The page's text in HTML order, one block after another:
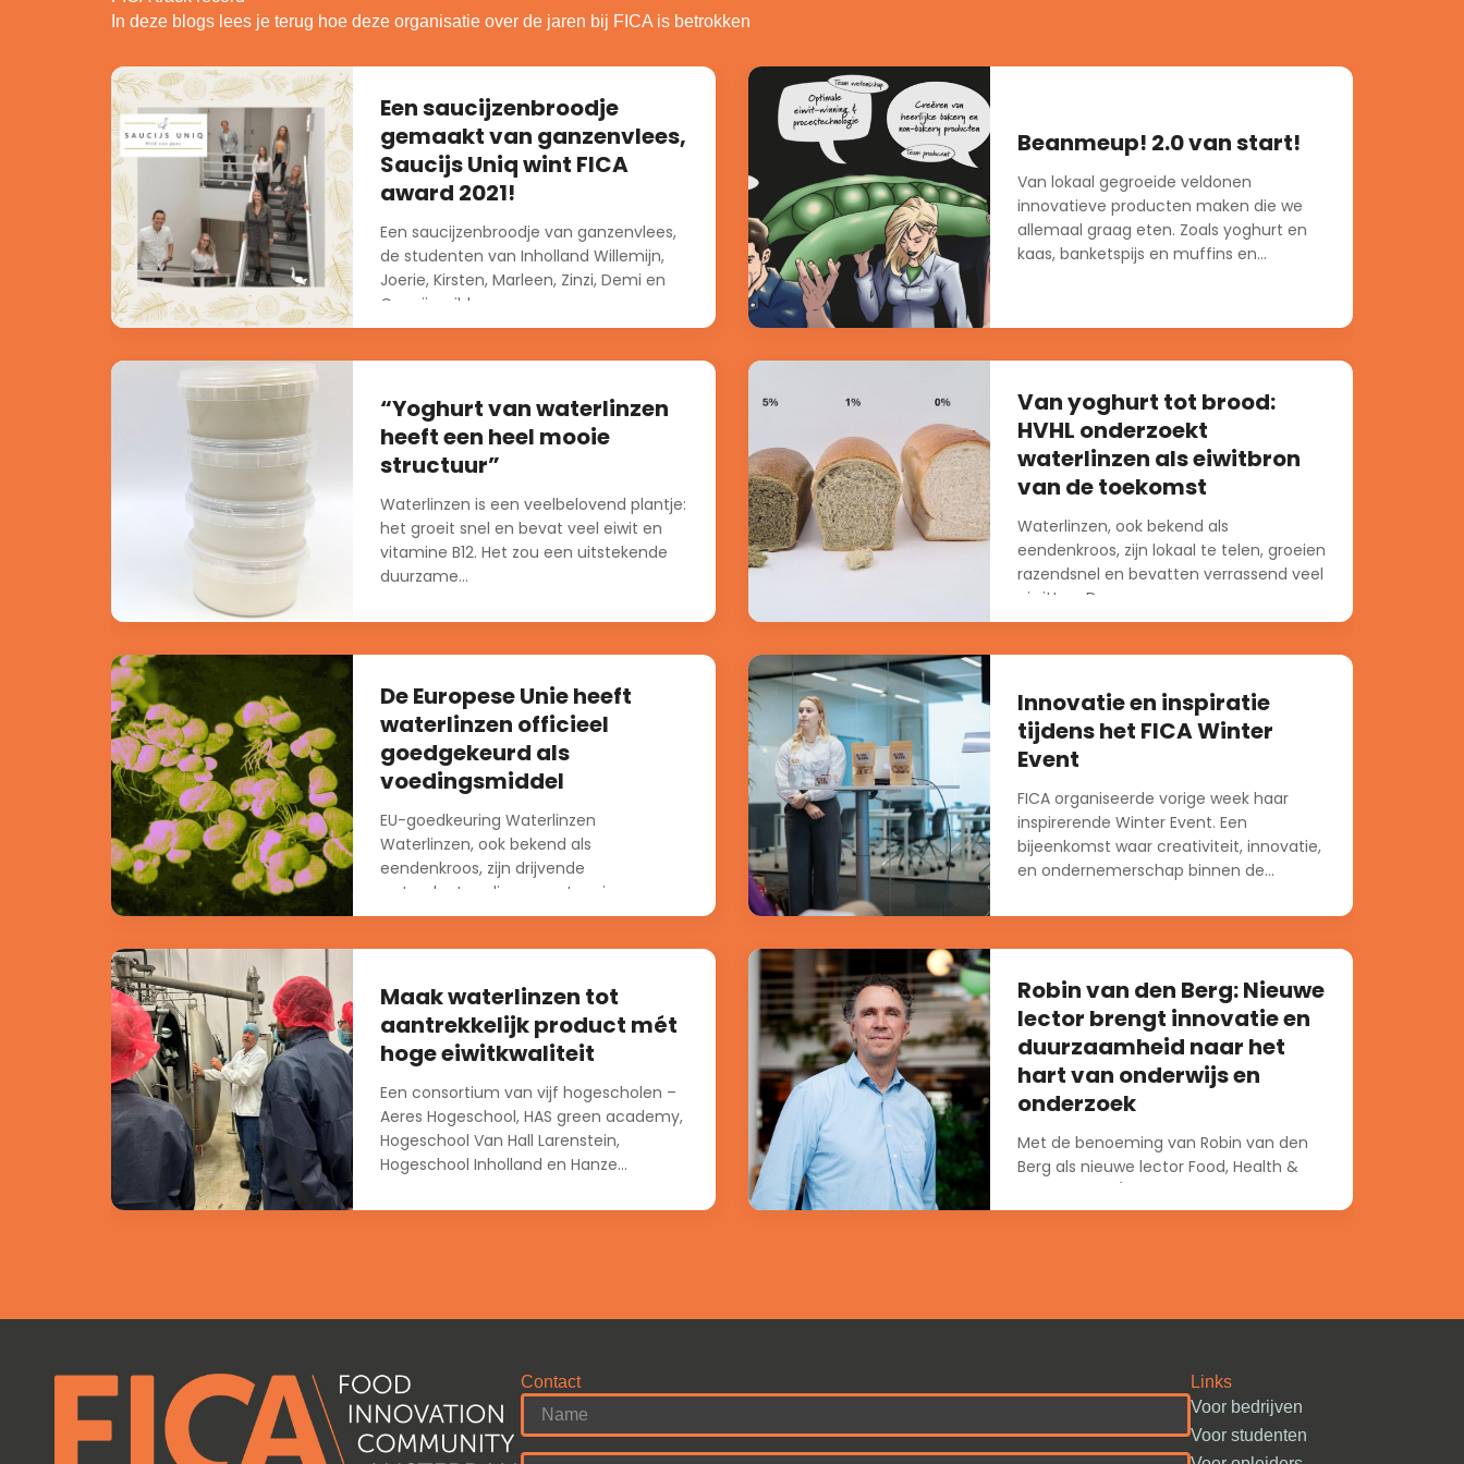
In deze blogs lees je terug hoe deze organisatie over de jaren bij FICA is betrokken
Een saucijzenbroodje
gemaakt van ganzenvlees,
Saucijs Uniq wint FICA
award 2021!
Een saucijzenbroodje van ganzenvlees,
de studenten van Inholland Willemijn,
Joerie, Kirsten, Marleen, Zinzi, Demi en
Cas zijn wild van gans...
Beanmeup! 2.0 van start!
Van lokaal gegroeide veldonen
innovatieve producten maken die we
allemaal graag eten. Zoals yoghurt en
kaas, banketspijs en muffins en...
“Yoghurt van waterlinzen
heeft een heel mooie
structuur”
Waterlinzen is een veelbelovend plantje:
het groeit snel en bevat veel eiwit en
vitamine B12. Het zou een uitstekende
duurzame...
Van yoghurt tot brood:
HVHL onderzoekt
waterlinzen als eiwitbron
van de toekomst
Waterlinzen, ook bekend als
eendenkroos, zijn lokaal te telen, groeien
razendsnel en bevatten verrassend veel
eiwitten. Daarmee vormen ze een...
De Europese Unie heeft
waterlinzen officieel
goedgekeurd als
voedingsmiddel
EU-goedkeuring Waterlinzen
Waterlinzen, ook bekend als
eendenkroos, zijn drijvende
waterplanten die van nature in
stilstaand water groeien. Ze bevatten
Innovatie en inspiratie
tijdens het FICA Winter
Event
FICA organiseerde vorige week haar
inspirerende Winter Event. Een
bijeenkomst waar creativiteit, innovatie,
en ondernemerschap binnen de
Maak waterlinzen tot
aantrekkelijk product mét
hoge eiwitkwaliteit
Een consortium van vijf hogescholen –
Aeres Hogeschool, HAS green academy,
Hogeschool Van Hall Larenstein,
Hogeschool Inholland en Hanze
Robin van den Berg: Nieuwe
lector brengt innovatie en
duurzaamheid naar het
hart van onderwijs en
onderzoek
Met de benoeming van Robin van den
Berg als nieuwe lector Food, Health &
Technology. (het lectoraat is onderdeel
van het Research and Innovation
Contact
Links
Voor bedrijven
Voor studenten